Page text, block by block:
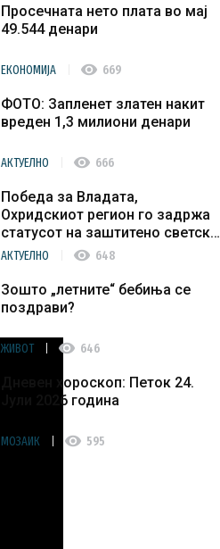
Просечната нето плата во мај
49.544 денари
ЕКОНОМИЈА visibility 669
ФОТО: Запленет златен накит
вреден 1,3 милиони денари
АКТУЕЛНО visibility 666
Победа за Владата,
Охридскиот регион го задржа
статусот на заштитено светско
културно наследство
АКТУЕЛНО visibility 648
Зошто „летните“ бебиња се
поздрави?
ЖИВОТ visibility 646
Дневен хороскоп: Петок 24.
Јули 2026 година
МОЗАИК visibility 595